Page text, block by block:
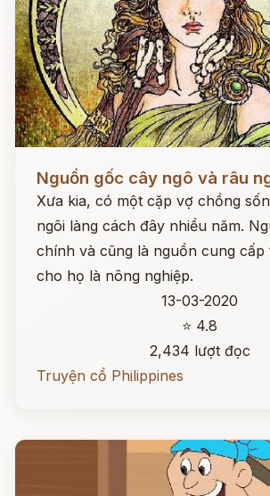
Đọc ngay
Nguồn gốc cây ngô và râu
Xưa kia, có một cặp vợ chồng
ngôi làng cách đây nhiều năm.
chính và cũng là nguồn cung cấp
cho họ là nông nghiệp.
13-03-2020
⭐ 4.8
2,434 lượt đọc
Truyện cổ Philippines